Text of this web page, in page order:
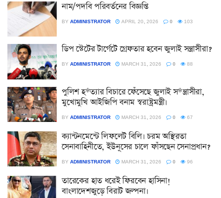
নাম/পদবি পরিবর্তনের বিজ্ঞপ্তি
BY ADMINISTRATOR APRIL 20, 2026 0 103
ডিপ স্টেটের টার্গেটে গ্রেফতার হবেন জুলাই সন্ত্রাসীরা?
BY ADMINISTRATOR MARCH 31, 2026 0 88
পুলিশ হ*ত্যার বিচারে ফেঁসেছে জুলাই স*ন্ত্রাসীরা,
মুখোমুখি আইজিপি বনাম স্বরাষ্ট্রমন্ত্রী।
BY ADMINISTRATOR MARCH 31, 2026 0 67
ক্যান্টনমেন্টে লিফলেট বিলি। চরম অস্থিরতা
সেনাবাহিনীতে, ইউনূসের চালে ফাঁসছেন সেনাপ্রধান?
BY ADMINISTRATOR MARCH 31, 2026 0 96
তারেকের হাত ধরেই ফিরবেন হাসিনা!
বাংলাদেশজুড়ে বিরাট জল্পনা।